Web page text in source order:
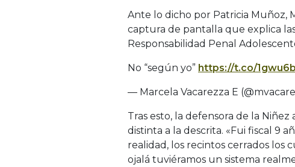
Ante lo dicho por Patricia Muñoz,
captura de pantalla que explica
Responsabilidad Penal
No “según yo” https://t.co/
— Marcela Vacarezza E
Tras esto, la defensora de la
distinta a la descrita. «Fui fiscal 9
realidad, los recintos cerrados los
ojalá tuviéramos un sistema